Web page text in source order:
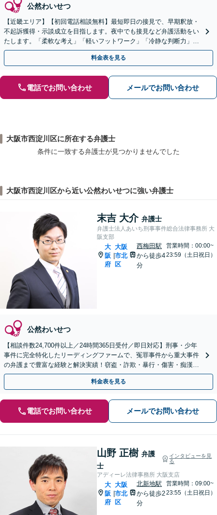
公然わいせつ
【近畿エリア】【初回電話相談無料】最短即日の接見で、早期釈放・
不起訴獲得・示談成立を目指します。夜中でも接見など弁護活動をい
たします。「柔軟な考え」「軽いフットワーク」「冷静な判断力」
で、解決へと導きます【ご依頼後LINE相談可】
料金表を見る
電話でお問い合わせ メールでお問い合わせ
大阪市西淀川区に所在する弁護士
条件に一致する弁護士が見つかりませんでした
大阪市西淀川区から近い公然わいせつに強い弁護士
末吉 大介 弁護士
弁護士法人あいち刑事事件総合法律事務所 大
阪支部
大
阪
府
大阪
市北
区
西梅田駅
から徒歩4
分
営業時間：00:00~
23:59（土日祝日）
公然わいせつ
【相談件数24,700件以上／24時間365日受付／即日対応】刑事・少年
事件に完全特化したリーディングファームで、冤罪事件から重大事件
の弁護まで豊富な経験と解決実績！窃盗・詐欺・暴行・傷害・痴漢・
盗撮・薬物犯罪など幅広い分野に対応可能です！
料金表を見る
電話でお問い合わせ メールでお問い合わせ
山野 正樹 弁護
士
インタビューを見
る
アディーレ法律事務所 大阪支店
大
阪
府
大阪
市北
区
北新地駅
から徒歩2
分
営業時間：09:00~
23:55（土日祝日）